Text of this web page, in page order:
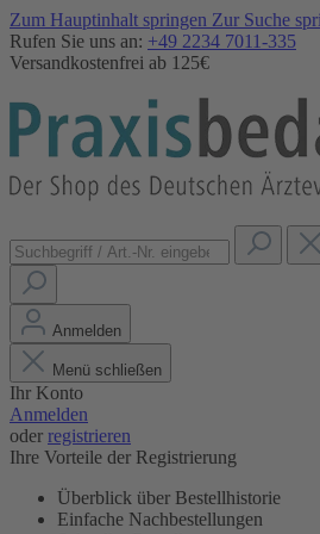
Zum Hauptinhalt springen Zur Suche
Rufen Sie uns an: +49 2234 7011-335
Versandkostenfrei ab 125€
Anmelden
Menü schließen
Ihr Konto
Anmelden
oder registrieren
Ihre Vorteile der Registrierung
Überblick über Bestellhistorie
Einfache Nachbestellungen